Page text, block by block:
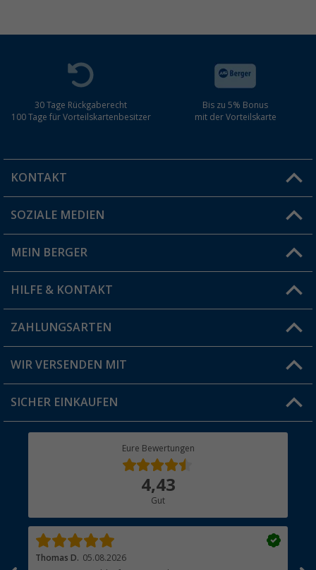
30 Tage Rückgaberecht
100 Tage für Vorteilskartenbesitzer
Bis zu 5% Bonus
mit der Vorteilskarte
KONTAKT
Du hast eine Frage?
Filiale finden
SOZIALE MEDIEN
MEIN BERGER
Vorteilskarte
Blog
Jobs & Karriere
HILFE & KONTAKT
FAQ & Kontakt
Versandinformationen
Rücksendung
ZAHLUNGSARTEN
WIR VERSENDEN MIT
SICHER EINKAUFEN
Eure Bewertungen
4,43
Gut
Thomas D. 05.08.2026